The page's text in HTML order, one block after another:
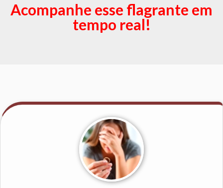
Acompanhe esse flagrante em
tempo real!